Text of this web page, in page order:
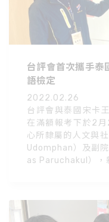
台評會首次攜手泰
語檢定
2022.02.26
台評會與泰國宋卡
在滿額報考下於2
心所隸屬的人文與
Udomphan）及副
as Paruchakul），